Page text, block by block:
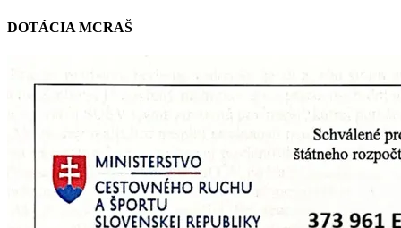
DOTÁCIA MCRAŠ